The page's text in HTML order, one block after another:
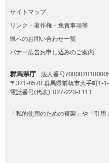
サイトマップ
リンク・著作権・免責事項等
県へのお問い合わせ一覧
バナー広告お申し込みのご案内
群馬県庁
法人番号
〒371-8570 群馬県前橋市大手町1-
電話番号(代表): 027-223-1111
「私的使用のための複製」や「引